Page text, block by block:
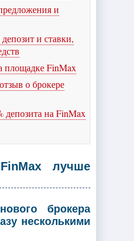
и
и ставки,
площадке FinMax
о брокере
депозита на FinMax
лучше
брокера
несколькими